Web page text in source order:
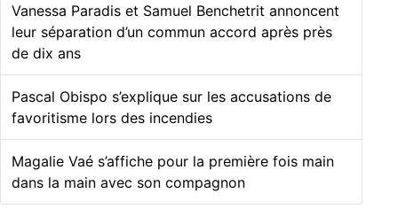
Vanessa Paradis et Samuel Benchetrit annoncent
leur séparation d’un commun accord après près
de dix ans
Pascal Obispo s’explique sur les accusations de
favoritisme lors des incendies
Magalie Vaé s’affiche pour la première fois main
dans la main avec son compagnon